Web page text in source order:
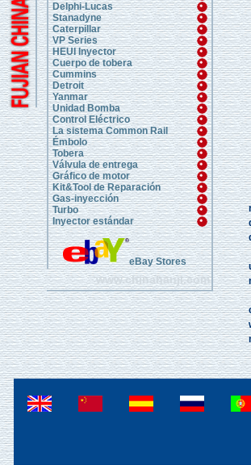
Delphi-Lucas
Stanadyne
Caterpillar
VP Series
HEUI Inyector
Cuerpo de tobera
Cummins
Detroit
Yanmar
Unidad Bomba
Control Eléctrico
La sistema Common Rail
Émbolo
Tobera
Válvula de entrega
Gráfico de motor
Kit&Tool de Reparación
Gas-inyección
Turbo
Inyector estándar
eBay Stores
www.chinahanji.com